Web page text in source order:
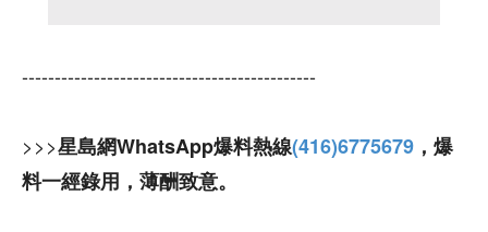
---------------------------------------------
>>>星島網WhatsApp爆料熱線(416)6775679 ，爆
料一經錄用，薄酬致意。